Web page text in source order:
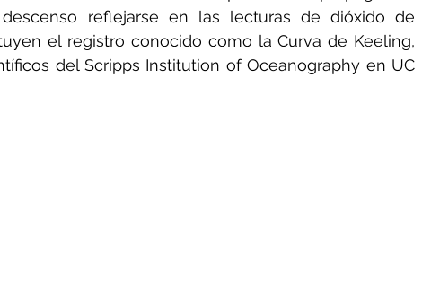
reflejarse en las lecturas de dióxido de
el registro conocido como la Curva de Keeling,
del Scripps Institution of Oceanography en UC